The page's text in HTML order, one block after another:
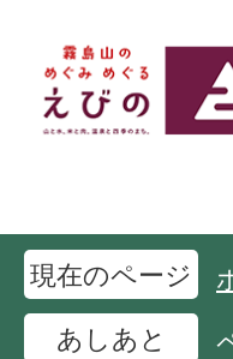
現在のページ
あしあと